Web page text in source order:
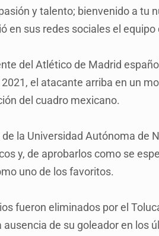
y talento; bienvenido a tu
en sus redes sociales el
del Atlético de Madrid
el atacante arriba en un
del cuadro mexicano.
la Universidad Autónoma de
y, de aprobarlos como se
uno de los favoritos.
fueron eliminados por el
de su goleador en los